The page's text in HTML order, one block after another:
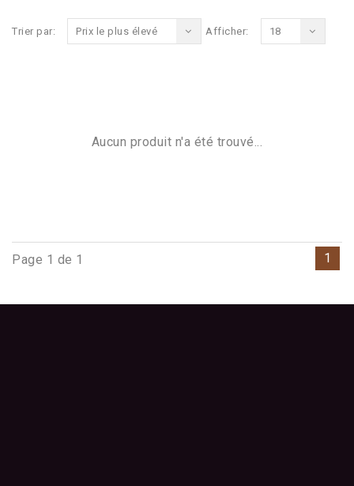
Trier par: Prix le plus élevé Afficher: 18
Aucun produit n'a été trouvé...
Page 1 de 1 1